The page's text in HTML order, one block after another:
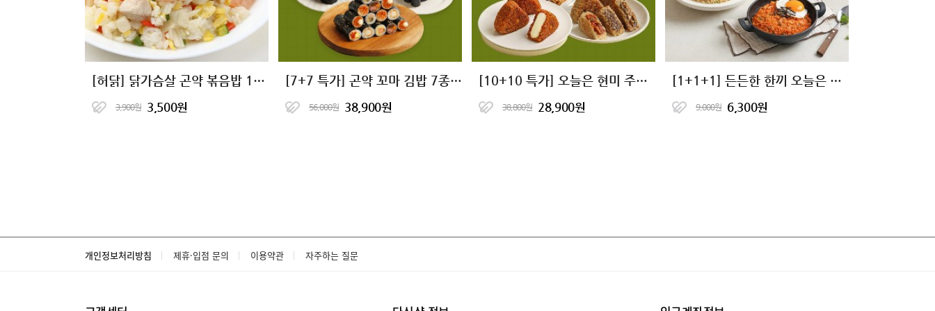
[허닭] 닭가슴살 곤약 볶음밥 10종 골라담기
3,900원 3,500원
[7+7 특가] 곤약 꼬마 김밥 7종 골라담기
56,000원 38,900원
[10+10 특가] 오늘은 현미 주먹밥 11종
38,800원 28,900원
[1+1+1] 든든한 한끼 오늘은 현미밥 17종
9,000원 6,300원
개인정보처리방침 제휴·입점 문의 이용약관 자주하는 질문